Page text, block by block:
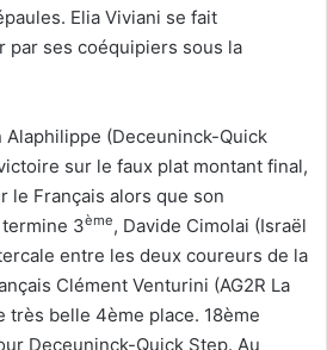
Elia Viviani se fait
par ses coéquipiers sous la
Alaphilippe (Deceuninck-Quick
sur le faux plat montant final,
le Français alors que son
3ème, Davide Cimolai (Israël
entre les deux coureurs de la
Clément Venturini (AG2R La
très belle 4ème place. 18ème
Deceuninck-Quick Step. Au